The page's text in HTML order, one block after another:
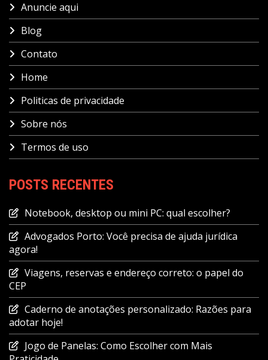
Anuncie aqui
Blog
Contato
Home
Politicas de privacidade
Sobre nós
Termos de uso
POSTS RECENTES
Notebook, desktop ou mini PC: qual escolher?
Advogados Porto: Você precisa de ajuda jurídica
agora!
Viagens, reservas e endereço correto: o papel do
CEP
Caderno de anotações personalizado: Razões para
adotar hoje!
Jogo de Panelas: Como Escolher com Mais